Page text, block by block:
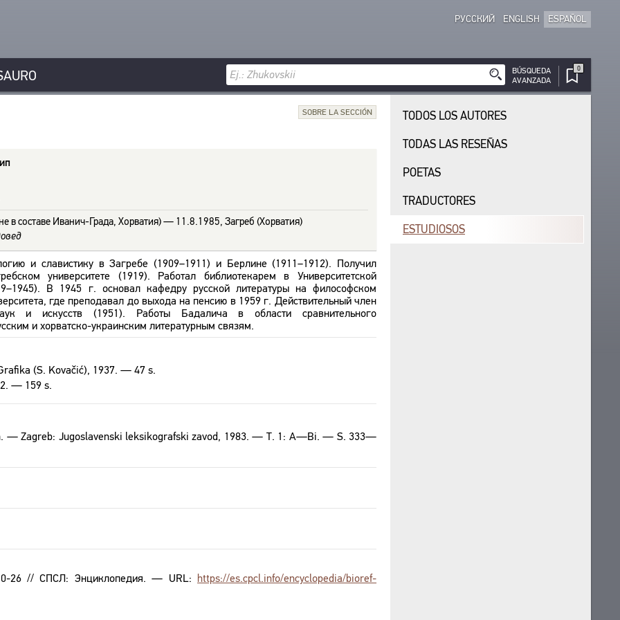
РУССКИЙ ENGLISH ESPAÑOL
BÚSQUEDA
AVANZADA
0
SOBRE LA SECCIÓN
в составе Иванич-Града, Хорватия) — 11.8.1985, Загреб (Хорватия)
и славистику в Загребе (1909–1911) и Берлине (1911–1912). Получил
университете (1919). Работал библиотекарем в Университетской
В 1945 г. основал кафедру русской литературы на философском
где преподавал до выхода на пенсию в 1959 г. Действительный член
и искусств (1951). Работы Бадалича в области сравнительного
и хорватско-украинским литературным связям.
(S. Kovačić), 1937. — 47 s.
— 159 s.
— Zagreb: Jugoslavenski leksikografski zavod, 1983. — T. 1: A—Bi. — S. 333—
26 // СПСЛ: Энциклопедия. — URL: https://es.cpcl.info/encyclopedia/bioref-
TODOS LOS AUTORES
TODAS LAS RESEÑAS
POETAS
TRADUCTORES
ESTUDIOSOS